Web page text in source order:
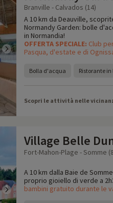
Branville - Calvados (14)
A 10 km da Deauville,
Normandy Garden: bolle
in Normandia!
OFFERTA SPECIALE: Club
Pasqua, d'estate e di
Bolla d'acqua Ristorante in
Scopri le attività nelle
Village Belle
Fort-Mahon-Plage - Somme
A 10 km dalla Baie de
proprio gioiello di verde a
bambini gratuito durante le